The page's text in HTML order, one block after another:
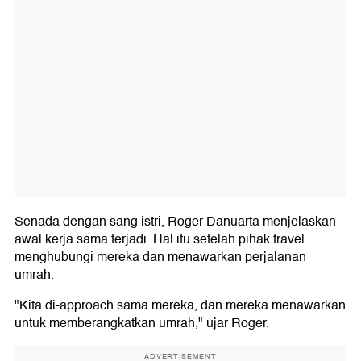
Senada dengan sang istri, Roger Danuarta menjelaskan
awal kerja sama terjadi. Hal itu setelah pihak travel
menghubungi mereka dan menawarkan perjalanan
umrah.
"Kita di-approach sama mereka, dan mereka menawarkan
untuk memberangkatkan umrah," ujar Roger.
ADVERTISEMENT